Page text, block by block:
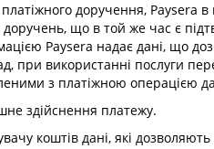
доручення,
доручень, що в той же час є
Paysera надає дані, що
при використанні послуги
з платіжною операцією
здійснення платежу.
коштів дані, які